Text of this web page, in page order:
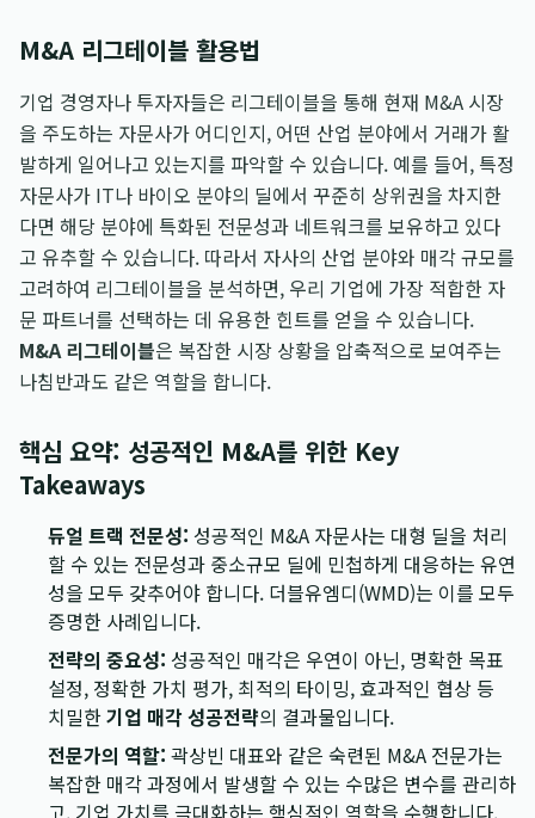
M&A 리그테이블 활용법
기업 경영자나 투자자들은 리그테이블을 통해 현재 M&A 시장
을 주도하는 자문사가 어디인지, 어떤 산업 분야에서 거래가 활
발하게 일어나고 있는지를 파악할 수 있습니다. 예를 들어, 특정
자문사가 IT나 바이오 분야의 딜에서 꾸준히 상위권을 차지한
다면 해당 분야에 특화된 전문성과 네트워크를 보유하고 있다
고 유추할 수 있습니다. 따라서 자사의 산업 분야와 매각 규모를
고려하여 리그테이블을 분석하면, 우리 기업에 가장 적합한 자
문 파트너를 선택하는 데 유용한 힌트를 얻을 수 있습니다.
M&A 리그테이블은 복잡한 시장 상황을 압축적으로 보여주는
나침반과도 같은 역할을 합니다.
핵심 요약: 성공적인 M&A를 위한 Key
Takeaways
듀얼 트랙 전문성: 성공적인 M&A 자문사는 대형 딜을 처리
할 수 있는 전문성과 중소규모 딜에 민첩하게 대응하는 유연
성을 모두 갖추어야 합니다. 더블유엠디(WMD)는 이를 모두
증명한 사례입니다.
전략의 중요성: 성공적인 매각은 우연이 아닌, 명확한 목표
설정, 정확한 가치 평가, 최적의 타이밍, 효과적인 협상 등
치밀한기업 매각 성공전략의 결과물입니다.
전문가의 역할: 곽상빈 대표와 같은 숙련된 M&A 전문가는
복잡한 매각 과정에서 발생할 수 있는 수많은 변수를 관리하
고, 기업 가치를 극대화하는 핵심적인 역할을 수행합니다.